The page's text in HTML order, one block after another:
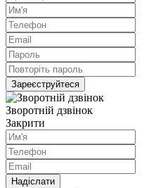
Зареєструйтеся
Зворотній дзвінок
Закрити
Надiслати